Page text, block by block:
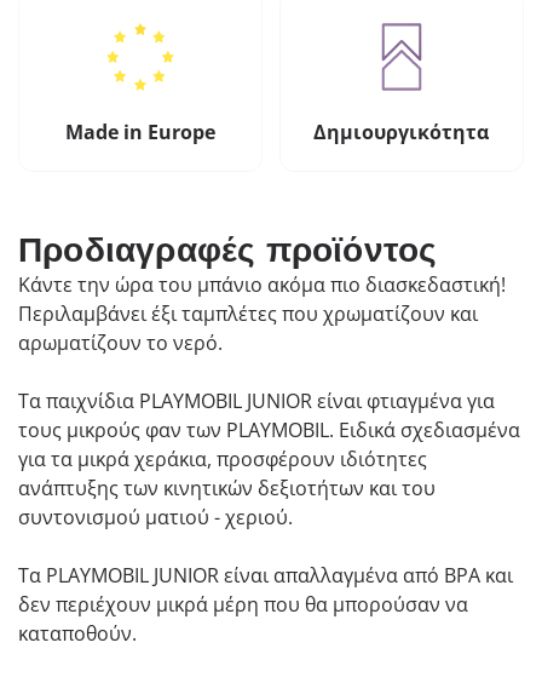
Made in Europe Δημιουργικότητα
Προδιαγραφές προϊόντος
Κάντε την ώρα του μπάνιο ακόμα πιο διασκεδαστική!
Περιλαμβάνει έξι ταμπλέτες που χρωματίζουν και
αρωματίζουν το νερό.
Τα παιχνίδια PLAYMOBIL JUNIOR είναι φτιαγμένα για
τους μικρούς φαν των PLAYMOBIL. Ειδικά σχεδιασμένα
για τα μικρά χεράκια, προσφέρουν ιδιότητες
ανάπτυξης των κινητικών δεξιοτήτων και του
συντονισμού ματιού - χεριού.
Τα PLAYMOBIL JUNIOR είναι απαλλαγμένα από BPA και
δεν περιέχουν μικρά μέρη που θα μπορούσαν να
καταποθούν.